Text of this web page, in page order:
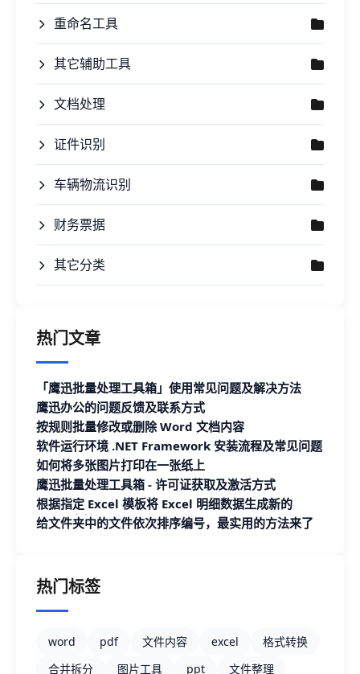
重命名工具
其它辅助工具
文档处理
证件识别
车辆物流识别
财务票据
其它分类
热门文章
「鹰迅批量处理工具箱」使用常见问题及解决方法
鹰迅办公的问题反馈及联系方式
按规则批量修改或删除 Word 文档内容
软件运行环境 .NET Framework 安装流程及常见问题
如何将多张图片打印在一张纸上
鹰迅批量处理工具箱 - 许可证获取及激活方式
根据指定 Excel 模板将 Excel 明细数据生成新的
Excel 文档
给文件夹中的文件依次排序编号，最实用的方法来了
热门标签
word pdf 文件内容 excel
格式转换
合并拆分
图片工具 ppt
文件整理